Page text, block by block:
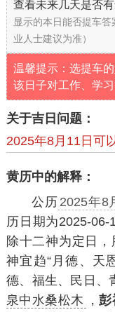
查看未来几天是否
显示的本日能否提车
业人士建议为准）
温馨提示：选提车
该日子对工作、学习
关于吉日问题：
2025年8月11日可
黄历中的解释：
公历 2025年8
历日期为2025-
除十二神为定日，
神宜趋“月德、天
德、福生、民日、
泉中水桑松木
，彭